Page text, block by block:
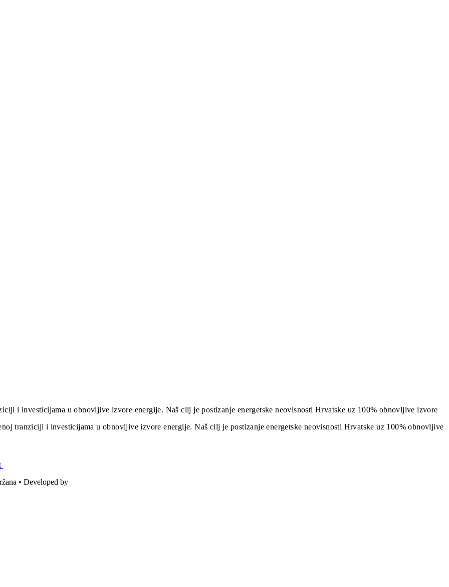
i investicijama u obnovljive izvore energije. Naš cilj je postizanje energetske neovisnosti Hrvatske uz 100% obnovljive izvore
tranziciji i investicijama u obnovljive izvore energije. Naš cilj je postizanje energetske neovisnosti Hrvatske uz 100% obnovljive
• Developed by